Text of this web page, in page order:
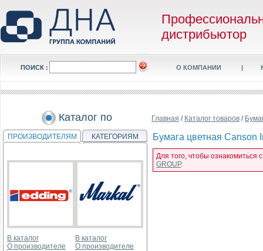
дистрибьютор
ПОИСК : О КОМПАНИИ |
Каталог по
ПРОИЗВОДИТЕЛЯМ КАТЕГОРИЯМ
В каталог
О производителе
В каталог
О производителе
Главная / Каталог товаров /
Бумага цветная Canson
Для того, чтобы ознакомиться
GROUP.